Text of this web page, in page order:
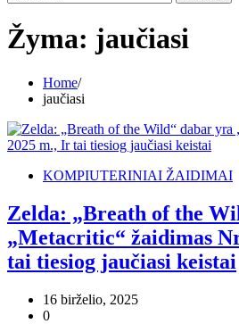
Žyma: jaučiasi
Home
jaučiasi
KOMPIUTERINIAI ŽAIDIMAI
Zelda: „Breath of the
„Metacritic“ žaidimas
tai tiesiog jaučiasi keistai
16 birželio, 2025
0